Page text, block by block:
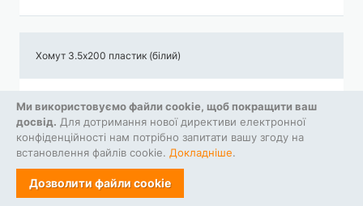
Ми використовуємо файли cookie, щоб покращити ваш
досвід. Для дотримання нової директиви електронної
конфіденційності нам потрібно запитати вашу згоду на
встановлення файлів cookie. Докладніше.
Дозволити файли cookie
Хомут 3.5х200 пластик (білий)
Ціна 0,00 грн
Вага
0.000 кг
Сума з ПДВ